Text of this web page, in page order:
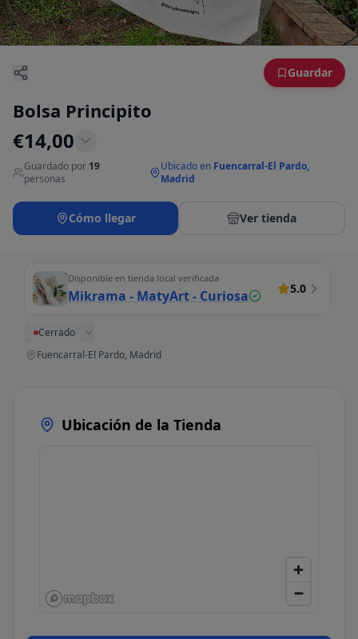
Guardar
Bolsa Principito
€14,00
Guardado por 19
personas
Ubicado en Fuencarral-El Pardo,
Madrid
Cómo llegar Ver tienda
Disponible en tienda local verificada
Mikrama - MatyArt - Curiosa 5.0
Cerrado
Fuencarral-El Pardo, Madrid
Ubicación de la Tienda